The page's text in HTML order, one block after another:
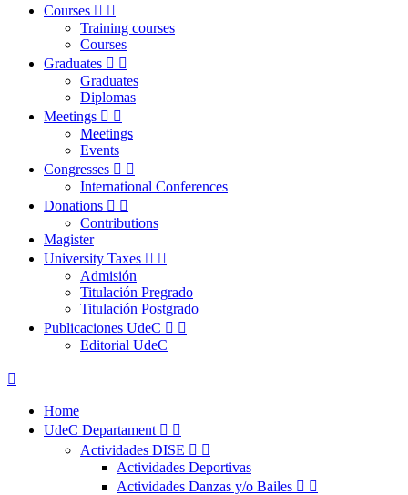
Courses  
Training courses
Courses
Graduates  
Graduates
Diplomas
Meetings  
Meetings
Events
Congresses  
International Conferences
Donations  
Contributions
Magister
University Taxes  
Admisión
Titulación Pregrado
Titulación Postgrado
Publicaciones UdeC  
Editorial UdeC

Home
UdeC Departament  
Actividades DISE  
Actividades Deportivas
Actividades Danzas y/o Bailes  